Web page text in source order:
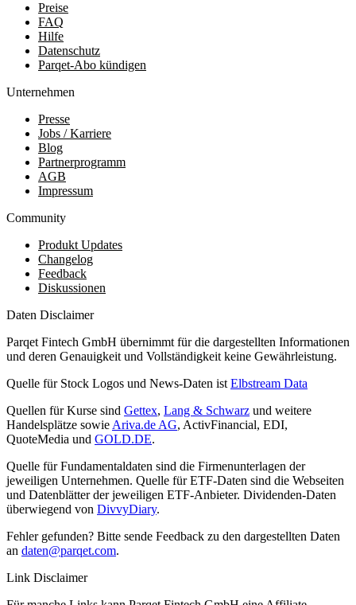
Preise
FAQ
Hilfe
Datenschutz
Parqet-Abo kündigen
Unternehmen
Presse
Jobs / Karriere
Blog
Partnerprogramm
AGB
Impressum
Community
Produkt Updates
Changelog
Feedback
Diskussionen
Daten Disclaimer
Parqet Fintech GmbH übernimmt für die dargestellten Informationen
und deren Genauigkeit und Vollständigkeit keine Gewährleistung.
Quelle für Stock Logos und News-Daten ist Elbstream Data
Quellen für Kurse sind Gettex, Lang & Schwarz und weitere
Handelsplätze sowie Ariva.de AG, ActivFinancial, EDI,
QuoteMedia und GOLD.DE.
Quelle für Fundamentaldaten sind die Firmenunterlagen der
jeweiligen Unternehmen. Quelle für ETF-Daten sind die Webseiten
und Datenblätter der jeweiligen ETF-Anbieter. Dividenden-Daten
überwiegend von DivvyDiary.
Fehler gefunden? Bitte sende Feedback zu den dargestellten Daten
an daten@parqet.com.
Link Disclaimer